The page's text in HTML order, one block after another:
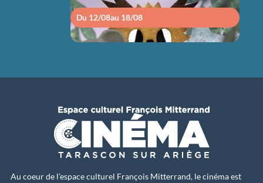
Du 12/08au 18/08
Au coeur de l’espace culturel François Mitterrand, le cinéma est